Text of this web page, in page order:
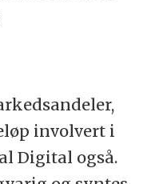
involvert i
Digital også.